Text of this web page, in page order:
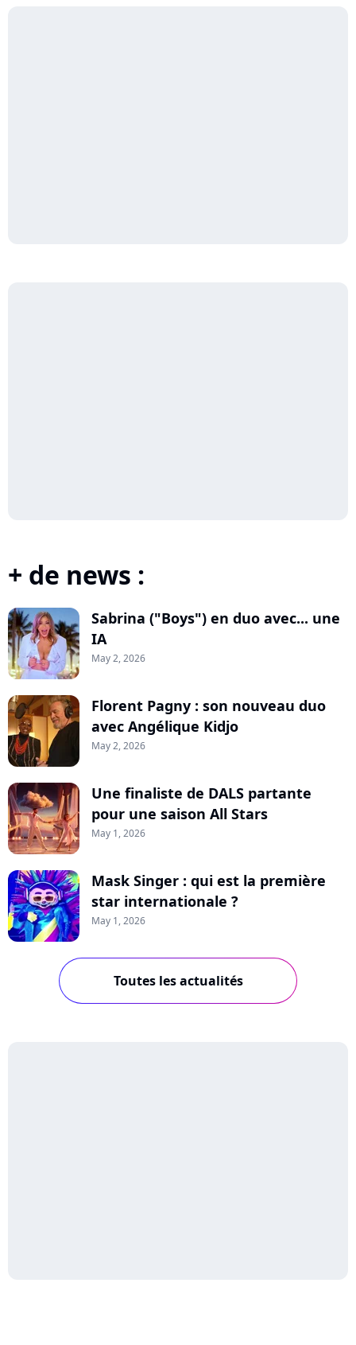
+ de news :
Sabrina ("Boys") en duo avec... une
IA
May 2, 2026
Florent Pagny : son nouveau duo
avec Angélique Kidjo
May 2, 2026
Une finaliste de DALS partante
pour une saison All Stars
May 1, 2026
Mask Singer : qui est la première
star internationale ?
May 1, 2026
Toutes les actualités